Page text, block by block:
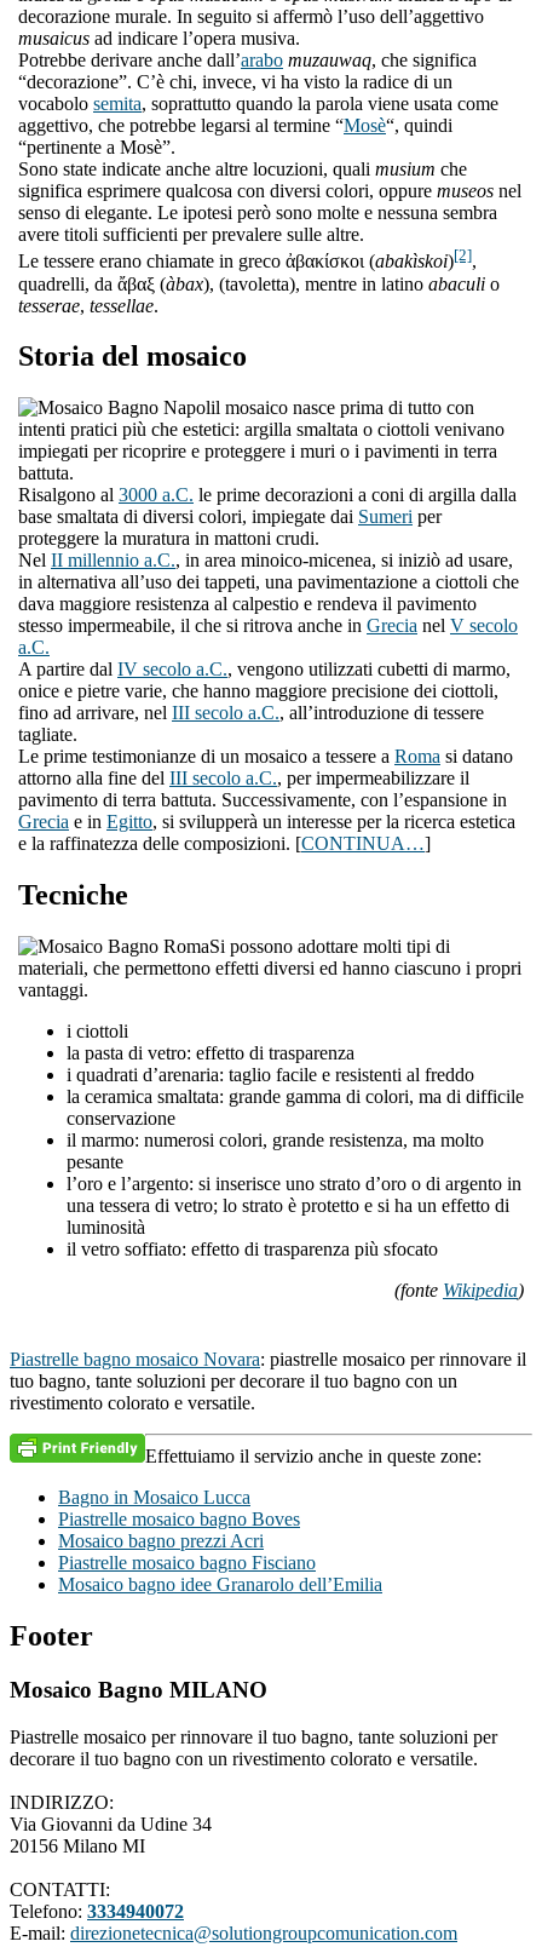
decorazione murale. In seguito si affermò l’uso dell’aggettivo
musaicus ad indicare l’opera musiva.
Potrebbe derivare anche dall’arabo muzauwaq, che significa
“decorazione”. C’è chi, invece, vi ha visto la radice di un
vocabolo semita, soprattutto quando la parola viene usata come
aggettivo, che potrebbe legarsi al termine “Mosè“, quindi
“pertinente a Mosè”.
Sono state indicate anche altre locuzioni, quali musium che
significa esprimere qualcosa con diversi colori, oppure museos nel
senso di elegante. Le ipotesi però sono molte e nessuna sembra
avere titoli sufficienti per prevalere sulle altre.
Le tessere erano chiamate in greco ἀβακίσκοι (abakìskoi)[2],
quadrelli, da ἄβαξ (àbax), (tavoletta), mentre in latino abaculi o
tesserae, tessellae.
Storia del mosaico
l mosaico nasce prima di tutto con
intenti pratici più che estetici: argilla smaltata o ciottoli venivano
impiegati per ricoprire e proteggere i muri o i pavimenti in terra
battuta.
Risalgono al 3000 a.C. le prime decorazioni a coni di argilla dalla
base smaltata di diversi colori, impiegate dai Sumeri per
proteggere la muratura in mattoni crudi.
Nel II millennio a.C., in area minoico-micenea, si iniziò ad usare,
in alternativa all’uso dei tappeti, una pavimentazione a ciottoli che
dava maggiore resistenza al calpestio e rendeva il pavimento
stesso impermeabile, il che si ritrova anche in Grecia nel V secolo
a.C.
A partire dal IV secolo a.C., vengono utilizzati cubetti di marmo,
onice e pietre varie, che hanno maggiore precisione dei ciottoli,
fino ad arrivare, nel III secolo a.C., all’introduzione di tessere
tagliate.
Le prime testimonianze di un mosaico a tessere a Roma si datano
attorno alla fine del III secolo a.C., per impermeabilizzare il
pavimento di terra battuta. Successivamente, con l’espansione in
Grecia e in Egitto, si svilupperà un interesse per la ricerca estetica
e la raffinatezza delle composizioni. [CONTINUA…]
Tecniche
Si possono adottare molti tipi di
materiali, che permettono effetti diversi ed hanno ciascuno i propri
vantaggi.
i ciottoli
la pasta di vetro: effetto di trasparenza
i quadrati d’arenaria: taglio facile e resistenti al freddo
la ceramica smaltata: grande gamma di colori, ma di difficile
conservazione
il marmo: numerosi colori, grande resistenza, ma molto
pesante
l’oro e l’argento: si inserisce uno strato d’oro o di argento in
una tessera di vetro; lo strato è protetto e si ha un effetto di
luminosità
il vetro soffiato: effetto di trasparenza più sfocato
(fonte Wikipedia)
Piastrelle bagno mosaico Novara: piastrelle mosaico per rinnovare il
tuo bagno, tante soluzioni per decorare il tuo bagno con un
rivestimento colorato e versatile.
Effettuiamo il servizio anche in queste zone:
Bagno in Mosaico Lucca
Piastrelle mosaico bagno Boves
Mosaico bagno prezzi Acri
Piastrelle mosaico bagno Fisciano
Mosaico bagno idee Granarolo dell’Emilia
Footer
Mosaico Bagno MILANO
Piastrelle mosaico per rinnovare il tuo bagno, tante soluzioni per
decorare il tuo bagno con un rivestimento colorato e versatile.
INDIRIZZO:
Via Giovanni da Udine 34
20156 Milano MI
CONTATTI:
Telefono: 3334940072
E-mail: direzionetecnica@solutiongroupcomunication.com